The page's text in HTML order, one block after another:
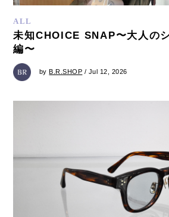
ALL
未知CHOICE SNAP〜大人の
編〜
byB.R.SHOP / Jul 12, 2026